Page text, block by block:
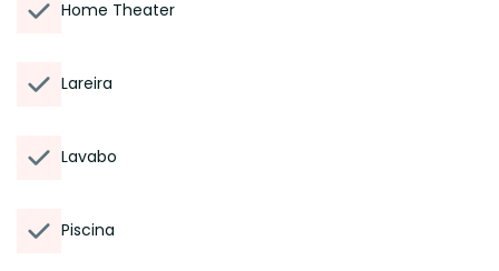
Home Theater
Lareira
Lavabo
Piscina